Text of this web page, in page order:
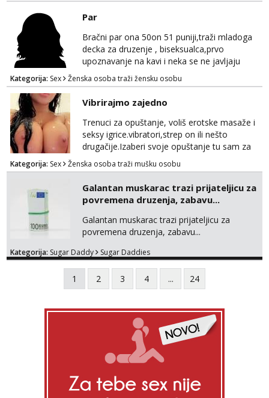
Par
Bračni par ona 50on 51 puniji,traži mladoga
decka za druzenje , biseksualca,prvo
upoznavanje na kavi i neka se ne javljaju
stariji od 30 godina
Kategorija: Sex Ženska osoba traži žensku osobu
Vibrirajmo zajedno
Trenuci za opuštanje, voliš erotske masaže i
seksy igrice.vibratori,strep on ili nešto
drugačije.Izaberi svoje opuštanje tu sam za
tebe.sve info na mob 095/762-8147
Kategorija: Sex Ženska osoba traži mušku osobu
Galantan muskarac trazi prijateljicu za
povremena druzenja, zabavu...
Galantan muskarac trazi prijateljicu za
povremena druzenja, zabavu...
Kategorija: Sugar Daddy Sugar Daddies
1 2 3 4 ... 24